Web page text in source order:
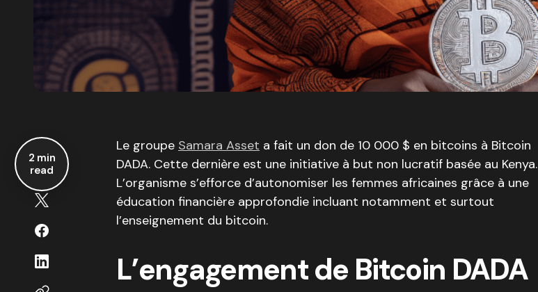
2 min
read
Le groupe Samara Asset a fait un don de 10 000 $ en bitcoins à Bitcoin
DADA. Cette dernière est une initiative à but non lucratif basée au Kenya.
L’organisme s’efforce d’autonomiser les femmes africaines grâce à une
éducation financière approfondie incluant notamment et surtout
l’enseignement du bitcoin.
L’engagement de Bitcoin DADA